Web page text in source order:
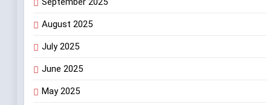
August 2025
July 2025
June 2025
May 2025